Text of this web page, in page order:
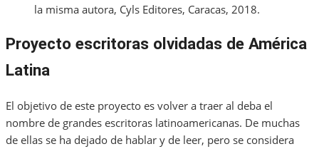
la misma autora, Cyls Editores, Caracas, 2018.
Proyecto escritoras olvidadas de América
Latina
El objetivo de este proyecto es volver a traer al deba el
nombre de grandes escritoras latinoamericanas. De muchas
de ellas se ha dejado de hablar y de leer, pero se considera